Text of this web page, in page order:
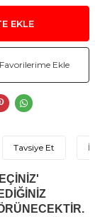
EKLE
Favorilerime Ekle
Tavsiye Et